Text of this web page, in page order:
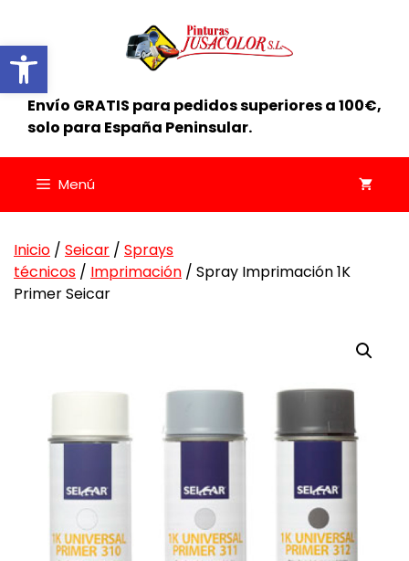
Abrir barra de herramientas
contenido
Envío GRATIS para pedidos superiores a 100€,
solo para España Peninsular.
Menú
Inicio / Seicar / Sprays
técnicos / Imprimación / Spray Imprimación 1K
Primer Seicar